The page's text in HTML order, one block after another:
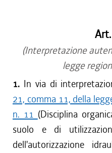
(Interpretazione
legge
1. In via di
21, comma 11, della
n. 11 (Disciplina
suolo e di
dell'autorizzazione